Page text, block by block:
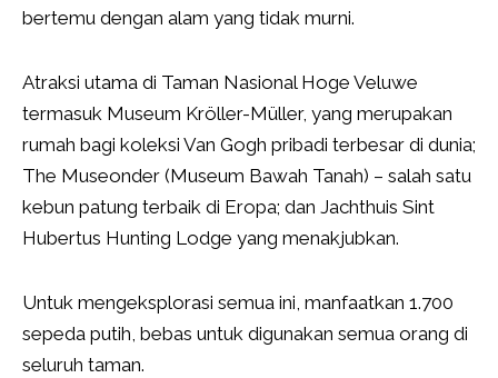
bertemu dengan alam yang tidak murni.
Atraksi utama di Taman Nasional Hoge Veluwe
termasuk Museum Kröller-Müller, yang merupakan
rumah bagi koleksi Van Gogh pribadi terbesar di dunia;
The Museonder (Museum Bawah Tanah) – salah satu
kebun patung terbaik di Eropa; dan Jachthuis Sint
Hubertus Hunting Lodge yang menakjubkan.
Untuk mengeksplorasi semua ini, manfaatkan 1.700
sepeda putih, bebas untuk digunakan semua orang di
seluruh taman.